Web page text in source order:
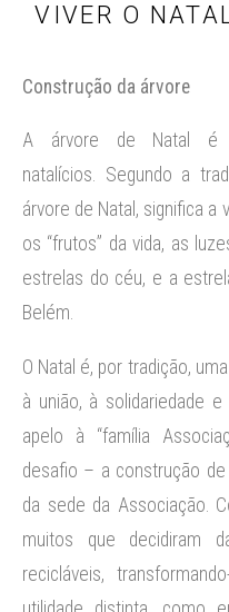
VIVER O
Construção da árvore
A árvore de Natal é
natalícios. Segundo a
árvore de Natal, significa a
os “frutos” da vida, as
estrelas do céu, e a
Belém.
O Natal é, por tradição,
à união, à solidariedade
apelo à “família
desafio – a construção
da sede da Associação.
muitos que decidiram
recicláveis,